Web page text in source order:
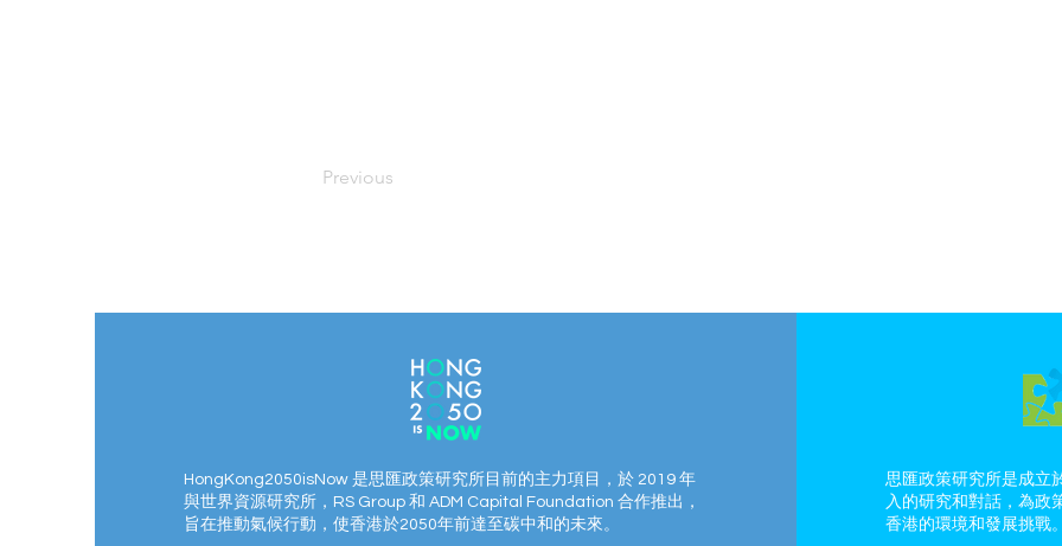
Previous
HongKong2050isNow 是思匯政策研究所目前的主力項目，於 2019 年
與世界資源研究所，RS Group 和 ADM Capital Foundation 合作推出，
旨在推動氣候行動，使香港於2050年前達至碳中和的未來。
思匯政策研究所是成立
入的研究和對話，為政
香港的環境和發展挑戰